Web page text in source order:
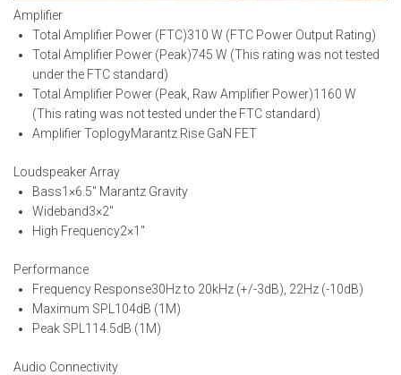
Amplifier
Total Amplifier Power (FTC)310 W (FTC Power Output Rating)
Total Amplifier Power (Peak)745 W (This rating was not tested
under the FTC standard)
Total Amplifier Power (Peak, Raw Amplifier Power)1160 W
(This rating was not tested under the FTC standard)
Amplifier ToplogyMarantz Rise GaN FET
Loudspeaker Array
Bass1×6.5″ Marantz Gravity
Wideband3×2″
High Frequency2×1″
Performance
Frequency Response30Hz to 20kHz (+/-3dB), 22Hz (-10dB)
Maximum SPL 104dB (1M)
Peak SPL 114.5dB (1M)
Audio Connectivity